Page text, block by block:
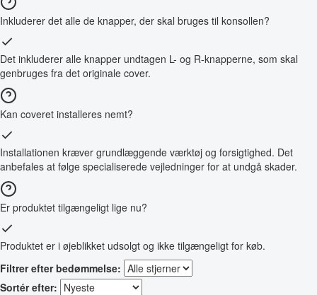
Inkluderer det alle de knapper, der skal bruges til konsollen?
Det inkluderer alle knapper undtagen L- og R-knapperne, som skal
genbruges fra det originale cover.
Kan coveret installeres nemt?
Installationen kræver grundlæggende værktøj og forsigtighed. Det
anbefales at følge specialiserede vejledninger for at undgå skader.
Er produktet tilgængeligt lige nu?
Produktet er i øjeblikket udsolgt og ikke tilgængeligt for køb.
Filtrer efter bedømmelse:
Sortér efter: